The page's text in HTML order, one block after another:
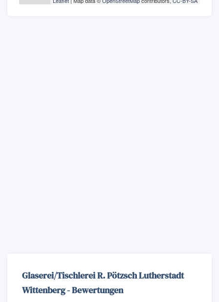
Glaserei/Tischlerei R. Pötzsch Lutherstadt
Wittenberg - Bewertungen